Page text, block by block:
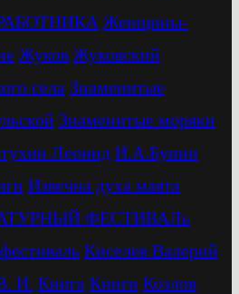
Женщины-
Жуков Жуковский
села Знаменитые
Знаменитые моряки
Леонид И.А.Бунин
Извечна духа маята
ФЕСТИВАЛь
Киселев Валерий
И. Книга Книги Козлов